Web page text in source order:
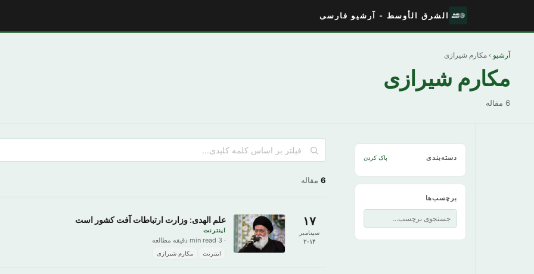
الشرق الأوسط - آرشیو فارسی
آرشیو › مکارم شیرازی
مکارم شیرازی
6 مقاله
دسته‌بندی پاک کردن
برچسب‌ها
6 مقاله
۱۷
سپتامبر
۲۰۱۴
علم الهدی: وزارت ارتباطات آفت کشور است
اینترنت
· 3 min read دقیقه مطالعه
اینترنت مکارم شیرازی